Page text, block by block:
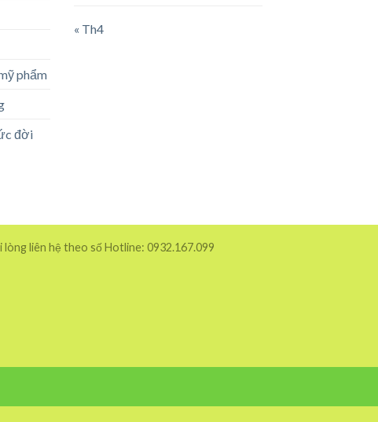
phẩm
đời
« Th4
lòng liên hệ theo số Hotline: 0932.167.099